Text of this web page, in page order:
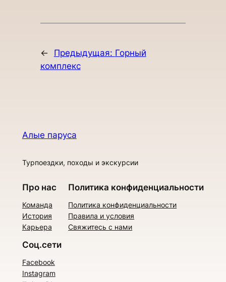
← Предыдущая: Горный
комплекс
Алые паруса
Турпоездки, походы и экскурсии
Про нас
Команда
История
Карьера
Политика конфиденциальности
Политика конфиденциальности
Правила и условия
Свяжитесь с нами
Соц.сети
Facebook
Instagram